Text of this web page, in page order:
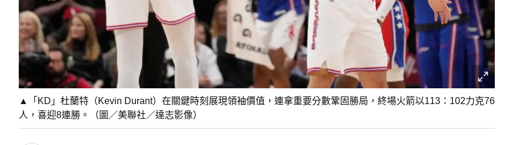
▲「KD」杜蘭特（Kevin Durant）在關鍵時刻展現領袖價值，連拿重要分數鞏固勝局，終場火箭以113：102力克76
人，喜迎8連勝。（圖／美聯社／達志影像）